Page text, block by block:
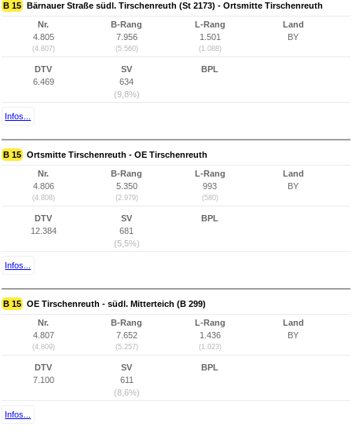
B 15 Bärnauer Straße südl. Tirschenreuth (St 2173) - Ortsmitte Tirschenreuth
Nr.
4.805
(4.807)
B-Rang
7.956
(5.560)
L-Rang
1.501
(1.088)
Land
BY
DTV
6.469
SV
634
(9,8%)
BPL
Infos...
B 15 Ortsmitte Tirschenreuth - OE Tirschenreuth
Nr.
4.806
(4.808)
B-Rang
5.350
(2.979)
L-Rang
993
(580)
Land
BY
DTV
12.384
SV
681
(5,5%)
BPL
Infos...
B 15 OE Tirschenreuth - südl. Mitterteich (B 299)
Nr.
4.807
(4.809)
B-Rang
7.652
(5.257)
L-Rang
1.436
(1.023)
Land
BY
DTV
7.100
SV
611
(8,6%)
BPL
Infos...